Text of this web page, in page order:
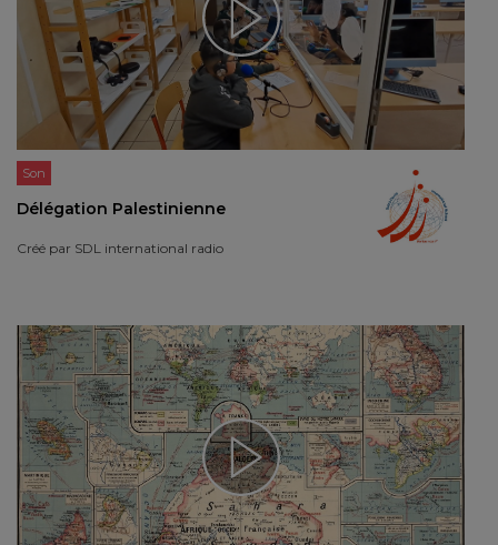
Son
Délégation Palestinienne
Créé par SDL international radio